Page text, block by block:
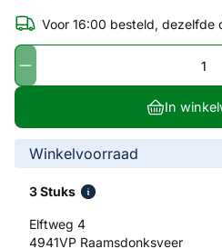
Voor 16:00 besteld, dezelfde
In
Winkelvoorraad
3 Stuks
Elftweg 4
4941VP Raamsdonksveer